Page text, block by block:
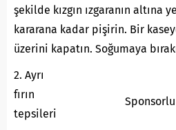
şekilde kızgın ızgaranın altına
kararana kadar pişirin. Bir
üzerini kapatın. Soğumaya
2. Ayrı
fırın
tepsileri